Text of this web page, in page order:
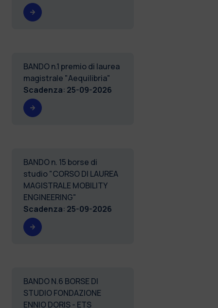
BANDO n.1 premio di laurea
magistrale "Aequilibria"
Scadenza: 25-09-2026
BANDO n. 15 borse di
studio "CORSO DI LAUREA
MAGISTRALE MOBILITY
ENGINEERING"
Scadenza: 25-09-2026
BANDO N.6 BORSE DI
STUDIO FONDAZIONE
ENNIO DORIS - ETS